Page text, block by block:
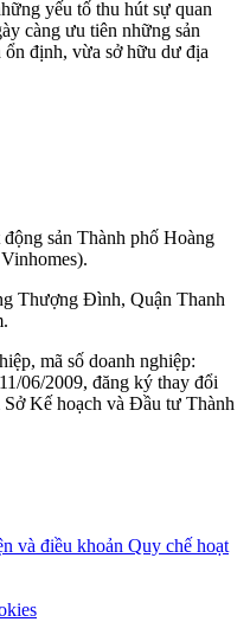
yếu tố thu hút sự quan
càng ưu tiên những sản
ổn định, vừa sở hữu dư địa
sản Thành phố Hoàng
Thượng Đình, Quận Thanh
mã số doanh nghiệp:
06/2009, đăng ký thay đổi
Kế hoạch và Đầu tư Thành
và điều khoản Quy chế hoạt